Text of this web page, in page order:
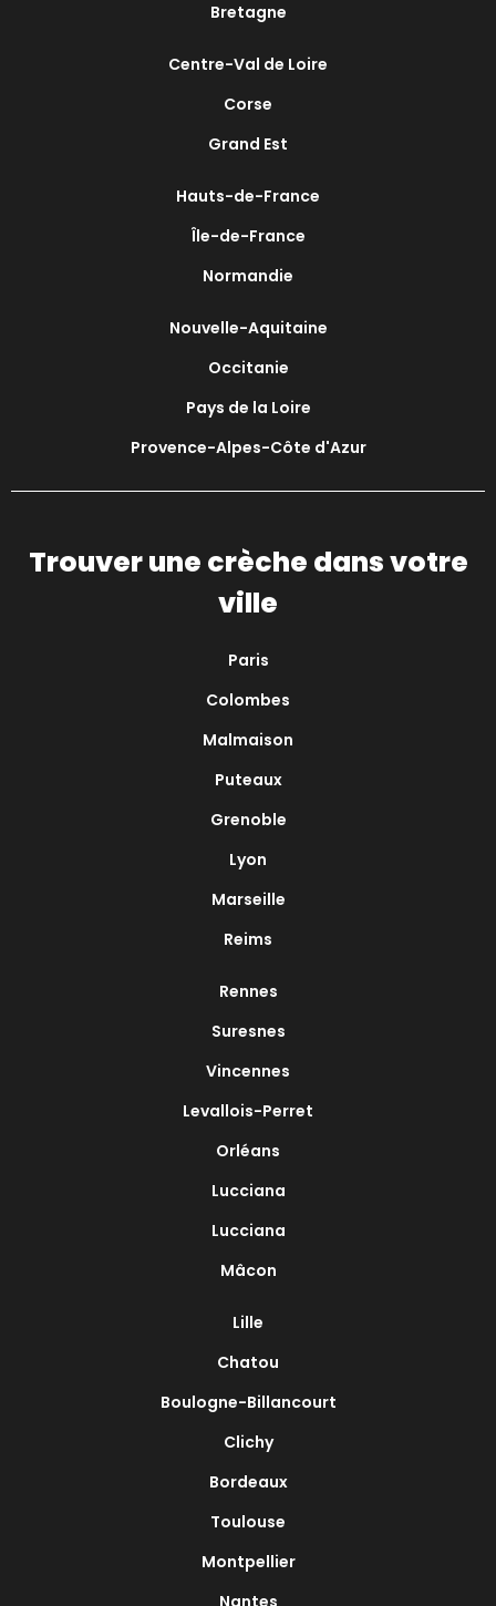
Bretagne
Centre-Val de Loire
Corse
Grand Est
Hauts-de-France
Île-de-France
Normandie
Nouvelle-Aquitaine
Occitanie
Pays de la Loire
Provence-Alpes-Côte d'Azur
Trouver une crèche dans votre
ville
Paris
Colombes
Malmaison
Puteaux
Grenoble
Lyon
Marseille
Reims
Rennes
Suresnes
Vincennes
Levallois-Perret
Orléans
Lucciana
Lucciana
Mâcon
Lille
Chatou
Boulogne-Billancourt
Clichy
Bordeaux
Toulouse
Montpellier